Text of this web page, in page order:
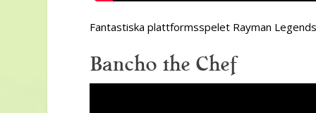
Fantastiska plattformsspelet Rayman
Bancho the Chef